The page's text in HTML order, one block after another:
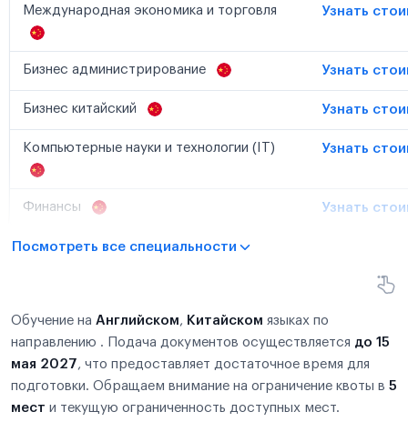
Международная экономика и торговля Узнать
Бизнес администрирование Узнать
Бизнес китайский Узнать
Компьютерные науки и технологии (IT) Узнать
Финансы Узнать
Посмотреть все специальности
Обучение на Английском, Китайском языках по
направлению . Подача документов осуществляется до 15
мая 2027, что предоставляет достаточное время для
подготовки. Обращаем внимание на ограничение квоты в 5
мест и текущую ограниченность доступных мест.